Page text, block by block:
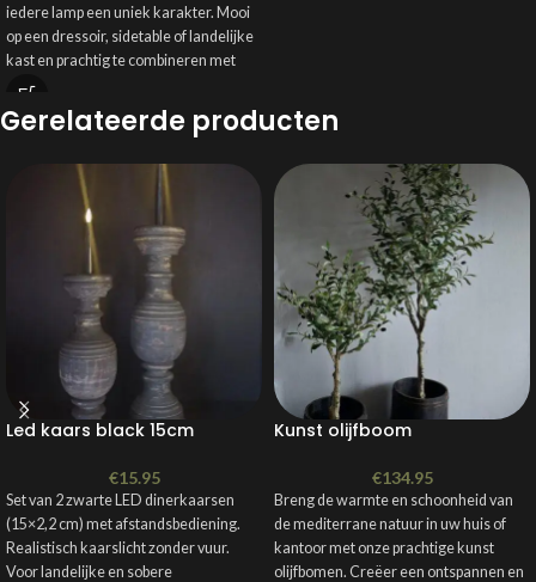
iedere lamp een uniek karakter. Mooi
op een dressoir, sidetable of landelijke
kast en prachtig te combineren met
een velvet cilinderkap voor extra
warmte en sfeer.
aan/uit schakelaar in het snoer.
✔ Massief hout
✔ Unieke steenlook afwerking
✔ Handbewerkt en robuust
✔ Zware kwaliteit
✔ Perfect voor een landelijke en
sobere woonstijl
Lampenkap optioneel bij te
bestellen
Getoonde kap: velvet cilinderkap 40
cm.
kunnen iets afwijken door de
handbewerkte steenlook afwerking.
Gerelateerde producten
Led kaars black 15cm
€15.95
Set van 2 zwarte LED dinerkaarsen
(15×2,2 cm) met afstandsbediening.
Realistisch kaarslicht zonder vuur.
Voor landelijke en sobere
Kunst olijfboom
€134.95
Breng de warmte en schoonheid van
de mediterrane natuur in uw huis of
kantoor met onze prachtige kunst
olijfbomen. Creëer een ontspannen en